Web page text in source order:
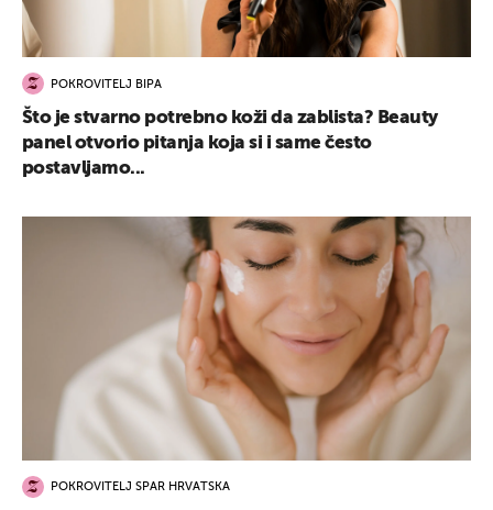
POKROVITELJ BIPA
Što je stvarno potrebno koži da zablista? Beauty
panel otvorio pitanja koja si i same često
postavljamo...
POKROVITELJ SPAR HRVATSKA